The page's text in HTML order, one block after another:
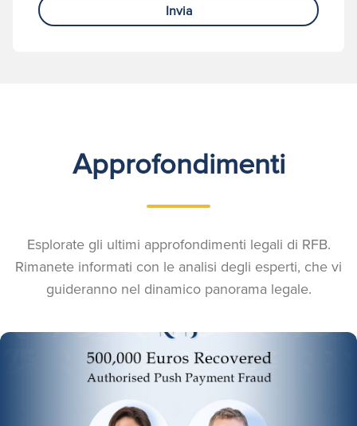
Invia
Approfondimenti
Esplorate gli ultimi approfondimenti legali di RFB.
Rimanete informati con le analisi degli esperti, che vi
guideranno nel dinamico panorama legale.